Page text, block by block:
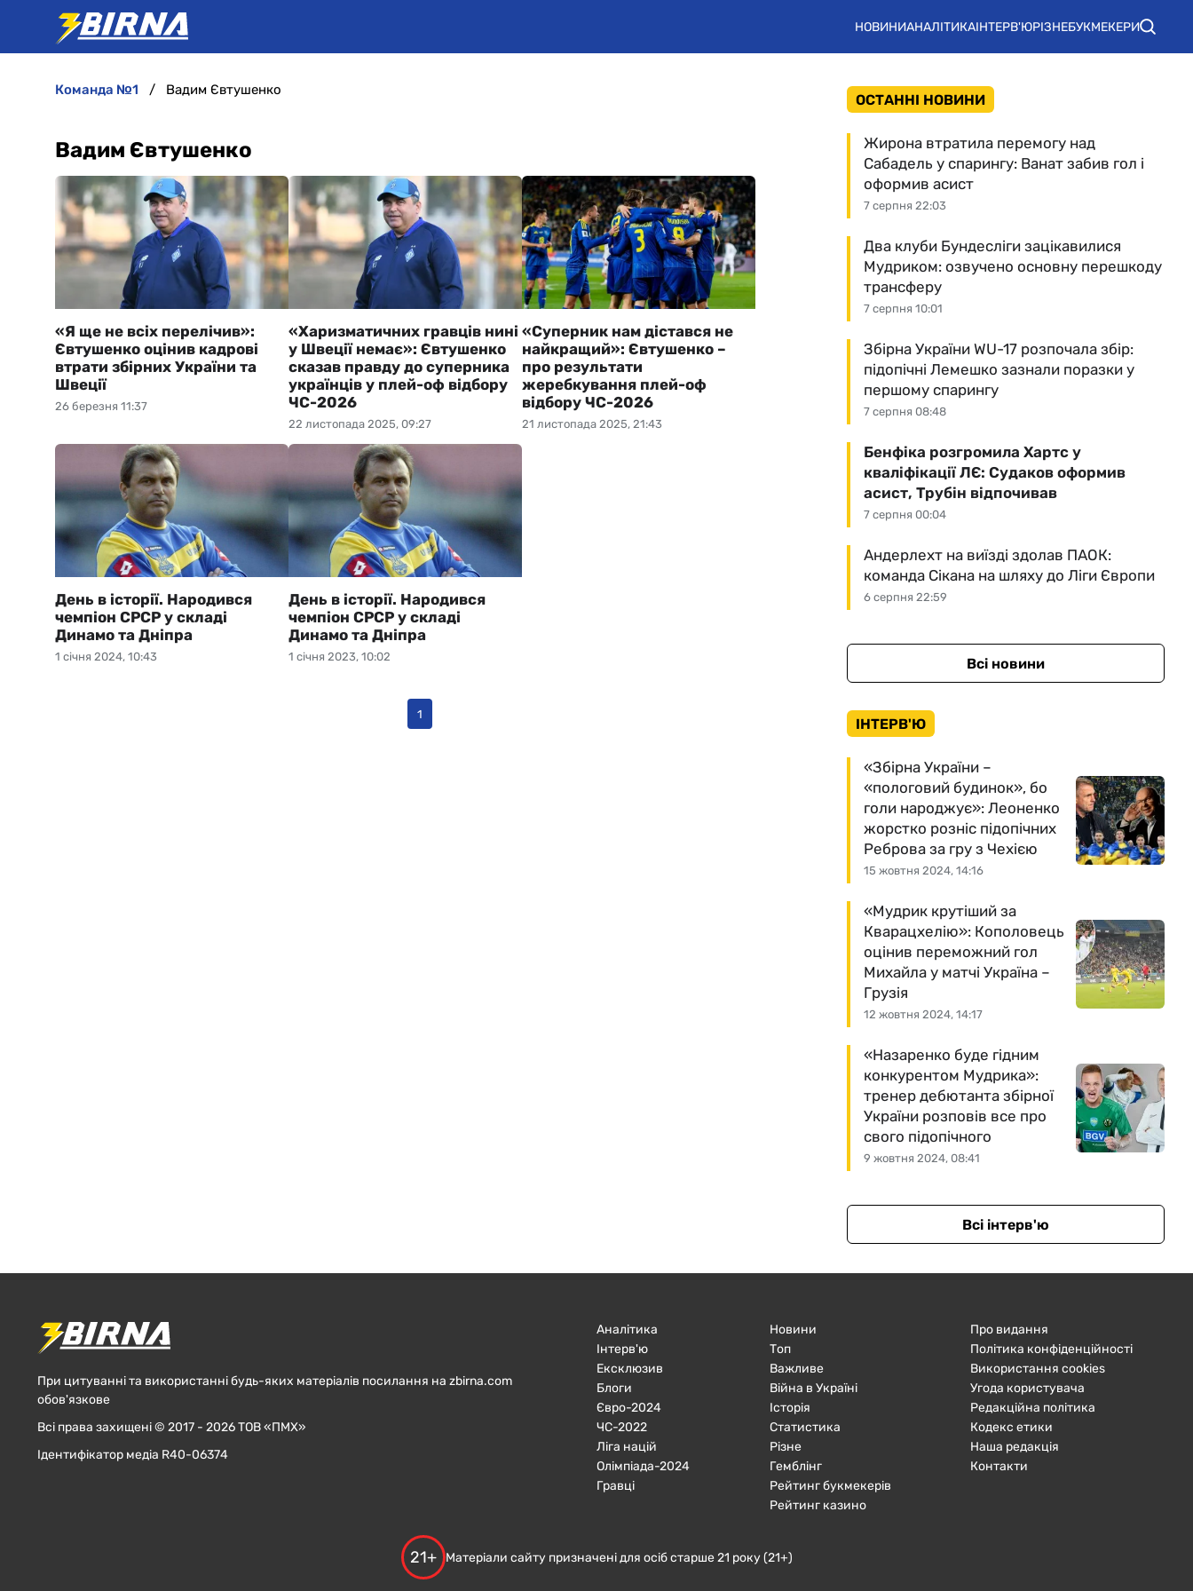
НОВИНИАНАЛІТИКАІНТЕРВ'ЮРІЗНЕБУКМЕКЕРИ
команда №1 Вадим Євтушенко
Вадим Євтушенко
26 березня 11:37
«Я ще не всіх перелічив»:
Євтушенко оцінив кадрові
втрати збірних України та
Швеції
22 листопада 2025, 09:27
«Харизматичних гравців нині
у Швеції немає»: Євтушенко
сказав правду до суперника
українців у плей-оф відбору
ЧС-2026
21 листопада 2025, 21:43
«Суперник нам дістався не
найкращий»: Євтушенко –
про результати
жеребкування плей-оф
відбору ЧС-2026
1 січня 2024, 10:43
День в історії. Народився
чемпіон СРСР у складі
Динамо та Дніпра
1 січня 2023, 10:02
День в історії. Народився
чемпіон СРСР у складі
Динамо та Дніпра
1
ОСТАННІ НОВИНИ
7 серпня 22:03
Жирона втратила перемогу над
Сабадель у спарингу: Ванат забив гол і
оформив асист
7 серпня 10:01
Два клуби Бундесліги зацікавилися
Мудриком: озвучено основну перешкоду
трансферу
7 серпня 08:48
Збірна України WU-17 розпочала збір:
підопічні Лемешко зазнали поразки у
першому спарингу
7 серпня 00:04
Бенфіка розгромила Хартс у
кваліфікації ЛЄ: Судаков оформив
асист, Трубін відпочивав
6 серпня 22:59
Андерлехт на виїзді здолав ПАОК:
команда Сікана на шляху до Ліги Європи
Всі новини
ІНТЕРВ'Ю
15 жовтня 2024, 14:16
«Збірна України –
«пологовий будинок», бо
голи народжує»: Леоненко
жорстко розніс підопічних
Реброва за гру з Чехією
12 жовтня 2024, 14:17
«Мудрик крутіший за
Кварацхелію»: Кополовець
оцінив переможний гол
Михайла у матчі Україна –
Грузія
9 жовтня 2024, 08:41
«Назаренко буде гідним
конкурентом Мудрика»:
тренер дебютанта збірної
України розповів все про
свого підопічного
Всі інтерв'ю
При цитуванні та використанні будь-яких матеріалів посилання на zbirna.com
обов'язкове
Всі права захищені © 2017 - 2026 ТОВ «ПМХ»
Ідентифікатор медіа R40-06374
Аналітика
Інтерв'ю
Ексклюзив
Блоги
Євро-2024
ЧC-2022
Ліга націй
Олімпіада-2024
Гравці
Новини
Топ
Важливе
Війна в Україні
Історія
Статистика
Різне
Гемблінг
Рейтинг букмекерів
Рейтинг казино
Про видання
Політика конфіденційності
Використання cookies
Угода користувача
Редакційна політика
Кодекс етики
Наша редакція
Контакти
21+ Матеріали сайту призначені для осіб старше 21 року (21+)